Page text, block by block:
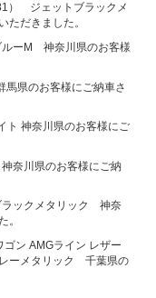
） ジェットブラックメ
だきました。
ーM 神奈川県のお客様
馬県のお客様にご納車さ
ト 神奈川県のお客様にご
奈川県のお客様にご納
ックメタリック 神奈
。
ン AMGライン レザー
ーメタリック 千葉県の